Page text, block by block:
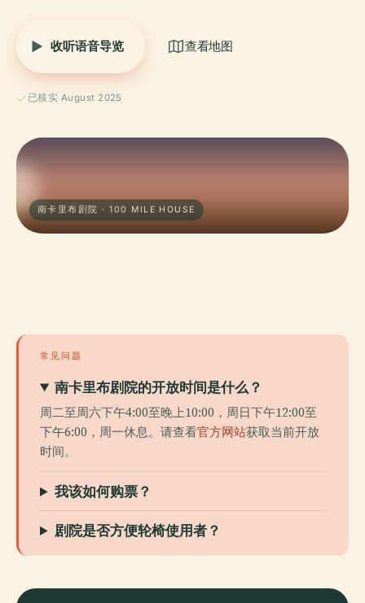
收听语音导览 查看地图
已核实 August 2025
南卡里布剧院 · 100 MILE HOUSE
常见问题
南卡里布剧院的开放时间是什么？
周二至周六下午4:00至晚上10:00，周日下午12:00至
下午6:00，周一休息。请查看官方网站获取当前开放
时间。
我该如何购票？
剧院是否方便轮椅使用者？